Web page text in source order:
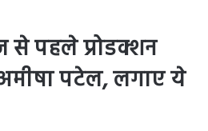
से पहले प्रोडक्शन
पटेल, लगाए ये